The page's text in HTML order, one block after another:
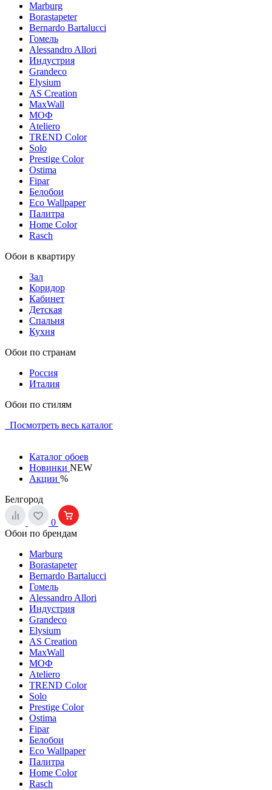
Marburg
Borastapeter
Bernardo Bartalucci
Гомель
Alessandro Allori
Индустрия
Grandeco
Elysium
AS Creation
MaxWall
МОФ
Ateliero
TREND Color
Solo
Prestige Color
Ostima
Fipar
Белобои
Eco Wallpaper
Палитра
Home Color
Rasch
Обои в квартиру
Зал
Коридор
Кабинет
Детская
Спальня
Кухня
Обои по странам
Россия
Италия
Обои по стилям
Посмотреть весь каталог
Каталог обоев
Новинки NEW
Акции %
Белгород
0
Обои по брендам
Marburg
Borastapeter
Bernardo Bartalucci
Гомель
Alessandro Allori
Индустрия
Grandeco
Elysium
AS Creation
MaxWall
МОФ
Ateliero
TREND Color
Solo
Prestige Color
Ostima
Fipar
Белобои
Eco Wallpaper
Палитра
Home Color
Rasch